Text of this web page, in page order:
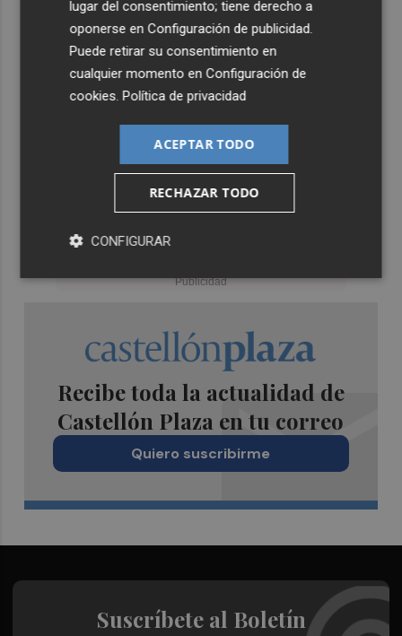
Recibe toda la actualidad de
Castellón Plaza en tu correo
Quiero suscribirme
Suscríbete al Boletín
lugar del consentimiento; tiene derecho a
oponerse enConfiguración de publicidad.
Puede retirar su consentimiento en
cualquier momento enConfiguración de
cookies.Política de privacidad
ACEPTAR TODO
RECHAZAR TODO
CONFIGURAR